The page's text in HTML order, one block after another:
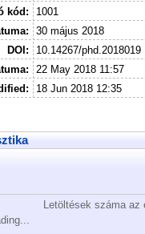
kód:
1001
30 május 2018
DOI:
10.14267/phd.2018019
22 May 2018 11:57
18 Jun 2018 12:35
Letöltések száma az